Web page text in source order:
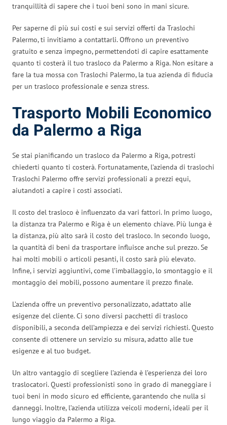
tranquillità di sapere che i tuoi beni sono in mani sicure.
Per saperne di più sui costi e sui servizi offerti da Traslochi
Palermo, ti invitiamo a contattarli. Offrono un preventivo
gratuito e senza impegno, permettendoti di capire esattamente
quanto ti costerà il tuo trasloco da Palermo a Riga. Non esitare a
fare la tua mossa con Traslochi Palermo, la tua azienda di fiducia
per un trasloco professionale e senza stress.
Trasporto Mobili Economico
da Palermo a Riga
Se stai pianificando un trasloco da Palermo a Riga, potresti
chiederti quanto ti costerà. Fortunatamente, l’azienda di traslochi
Traslochi Palermo offre servizi professionali a prezzi equi,
aiutandoti a capire i costi associati.
Il costo del trasloco è influenzato da vari fattori. In primo luogo,
la distanza tra Palermo e Riga è un elemento chiave. Più lunga è
la distanza, più alto sarà il costo del trasloco. In secondo luogo,
la quantità di beni da trasportare influisce anche sul prezzo. Se
hai molti mobili o articoli pesanti, il costo sarà più elevato.
Infine, i servizi aggiuntivi, come l’imballaggio, lo smontaggio e il
montaggio dei mobili, possono aumentare il prezzo finale.
L’azienda offre un preventivo personalizzato, adattato alle
esigenze del cliente. Ci sono diversi pacchetti di trasloco
disponibili, a seconda dell’ampiezza e dei servizi richiesti. Questo
consente di ottenere un servizio su misura, adatto alle tue
esigenze e al tuo budget.
Un altro vantaggio di scegliere l’azienda è l’esperienza dei loro
traslocatori. Questi professionisti sono in grado di maneggiare i
tuoi beni in modo sicuro ed efficiente, garantendo che nulla si
danneggi. Inoltre, l’azienda utilizza veicoli moderni, ideali per il
lungo viaggio da Palermo a Riga.